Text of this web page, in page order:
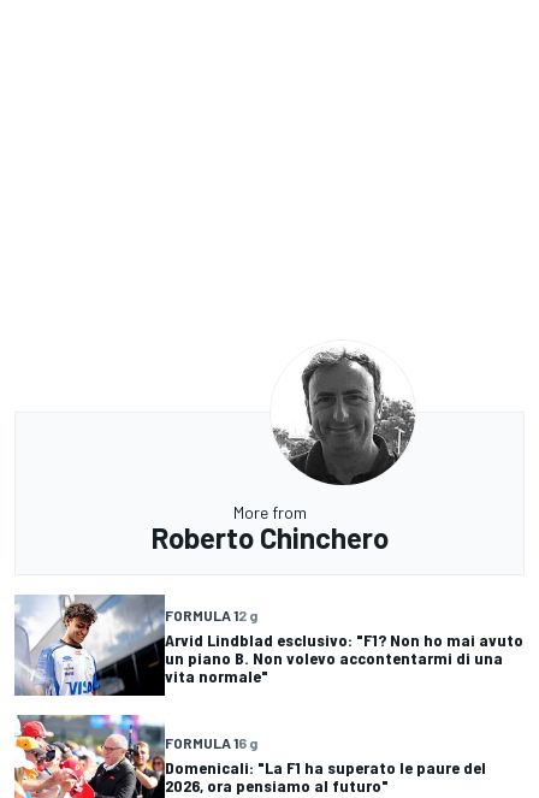
More from
Roberto Chinchero
FORMULA 12 g
Arvid Lindblad esclusivo: "F1? Non ho mai avuto
un piano B. Non volevo accontentarmi di una
vita normale"
FORMULA 16 g
Domenicali: "La F1 ha superato le paure del
2026, ora pensiamo al futuro"